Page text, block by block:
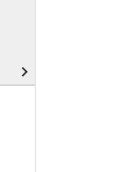
navigate_next